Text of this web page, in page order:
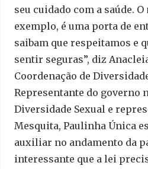
seu cuidado com a saúde.
exemplo, é uma porta de
saibam que respeitamos e
sentir seguras”, diz
Coordenação de
Representante do governo
Diversidade Sexual e
Mesquita, Paulinha Única
auxiliar no andamento da
interessante que a lei